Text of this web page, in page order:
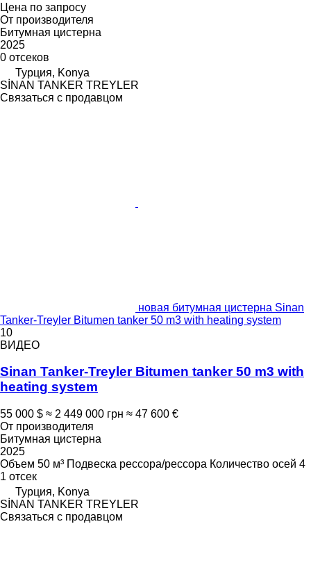
Цена по запросу
От производителя
Битумная цистерна
2025
0 отсеков
Турция, Konya
SİNAN TANKER TREYLER
Связаться с продавцом
новая битумная цистерна Sinan
Tanker-Treyler Bitumen tanker 50 m3 with heating system
10
ВИДЕО
Sinan Tanker-Treyler Bitumen tanker 50 m3 with
heating system
55 000 $ ≈ 2 449 000 грн ≈ 47 600 €
От производителя
Битумная цистерна
2025
Объем 50 м³ Подвеска рессора/рессора Количество осей 4
1 отсек
Турция, Konya
SİNAN TANKER TREYLER
Связаться с продавцом